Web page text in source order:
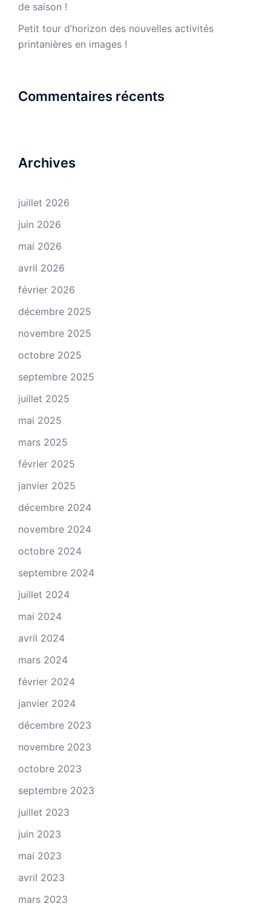
de saison !
Petit tour d’horizon des nouvelles activités
printanières en images !
Commentaires récents
Archives
juillet 2026
juin 2026
mai 2026
avril 2026
février 2026
décembre 2025
novembre 2025
octobre 2025
septembre 2025
juillet 2025
mai 2025
mars 2025
février 2025
janvier 2025
décembre 2024
novembre 2024
octobre 2024
septembre 2024
juillet 2024
mai 2024
avril 2024
mars 2024
février 2024
janvier 2024
décembre 2023
novembre 2023
octobre 2023
septembre 2023
juillet 2023
juin 2023
mai 2023
avril 2023
mars 2023